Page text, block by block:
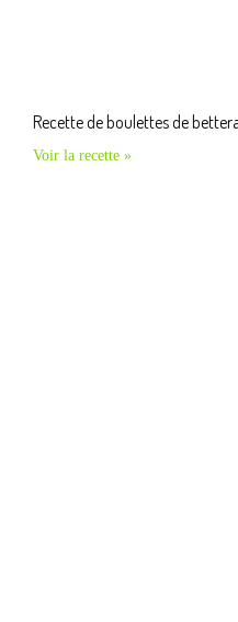
Recette de boulettes de
Voir la recette »